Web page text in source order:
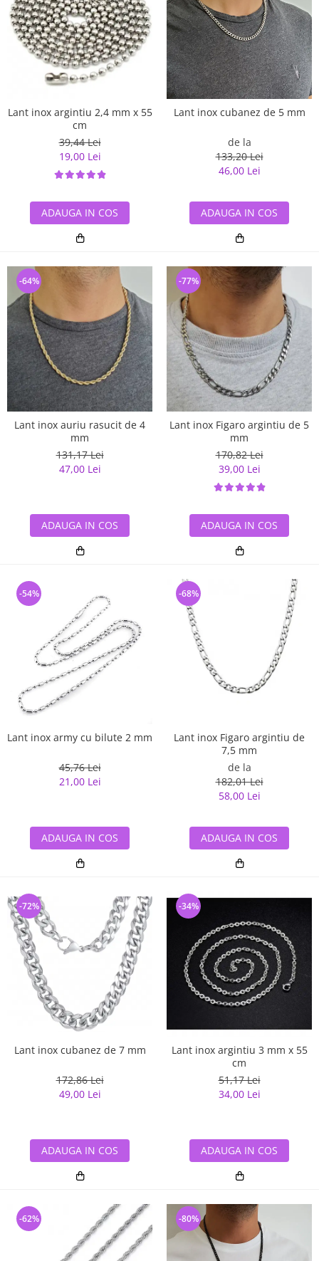
Lant inox argintiu 2,4 mm x 55
cm
39,44 Lei
19,00 Lei
ADAUGA IN COS
Lant inox cubanez de 5 mm
de la
133,20 Lei
46,00 Lei
ADAUGA IN COS
Lant inox auriu rasucit de 4
mm
131,17 Lei
47,00 Lei
-64%
ADAUGA IN COS
Lant inox Figaro argintiu de 5
mm
170,82 Lei
39,00 Lei
-77%
ADAUGA IN COS
Lant inox army cu bilute 2 mm
45,76 Lei
21,00 Lei
-54%
ADAUGA IN COS
Lant inox Figaro argintiu de
7,5 mm
de la
182,01 Lei
58,00 Lei
-68%
ADAUGA IN COS
Lant inox cubanez de 7 mm
172,86 Lei
49,00 Lei
-72%
ADAUGA IN COS
Lant inox argintiu 3 mm x 55
cm
51,17 Lei
34,00 Lei
-34%
ADAUGA IN COS
-62% -80%